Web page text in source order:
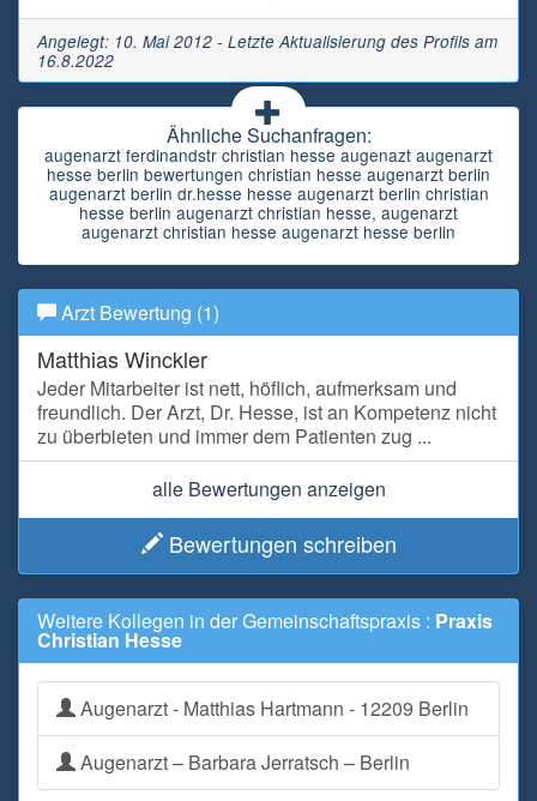
Angelegt: 10. Mai 2012 - Letzte Aktualisierung des Profils am
16.8.2022
Ähnliche Suchanfragen:
augenarzt ferdinandstr christian hesse augenazt augenarzt
hesse berlin bewertungen christian hesse augenarzt berlin
augenarzt berlin dr.hesse hesse augenarzt berlin christian
hesse berlin augenarzt christian hesse, augenarzt
augenarzt christian hesse augenarzt hesse berlin
Arzt Bewertung (1)
Matthias Winckler
Jeder Mitarbeiter ist nett, höflich, aufmerksam und
freundlich. Der Arzt, Dr. Hesse, ist an Kompetenz nicht
zu überbieten und immer dem Patienten zug ...
alle Bewertungen anzeigen
Bewertungen schreiben
Weitere Kollegen in der Gemeinschaftspraxis : Praxis
Christian Hesse
Augenarzt - Matthias Hartmann - 12209 Berlin
Augenarzt – Barbara Jerratsch – Berlin